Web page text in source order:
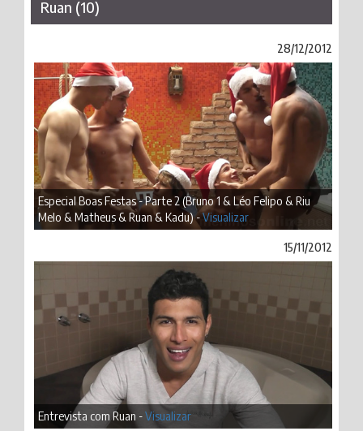
Ruan (10)
28/12/2012
Especial Boas Festas - Parte 2 (Bruno 1 & Léo Felipo & Riu
Melo & Matheus & Ruan & Kadu) -Visualizar
15/11/2012
Entrevista com Ruan -Visualizar